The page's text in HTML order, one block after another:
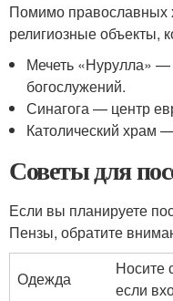
Помимо православных
религиозные объекты,
Мечеть «Нурулла» —
богослужений.
Синагога — центр
Католический храм
Советы для
Если вы планируете
Пензы, обратите
Одежда
Носите
если